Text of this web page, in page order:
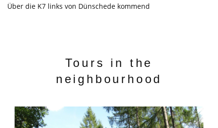
Über die K7 links von Dünschede kommend
Tours in the
neighbourhood